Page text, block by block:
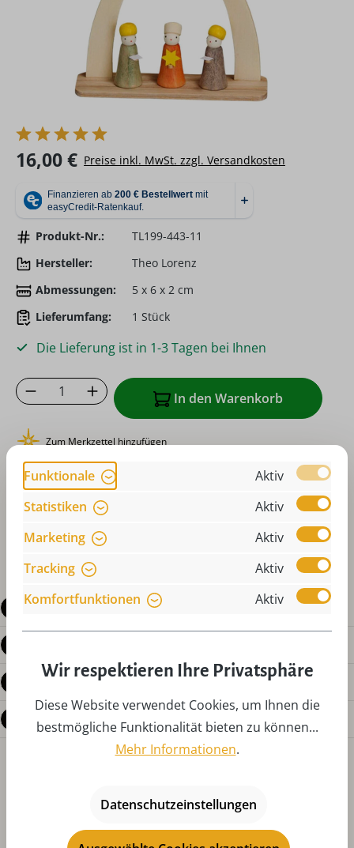
Regulärer Preis:
16,00 € Preise inkl. MwSt. zzgl. Versandkosten
Produkt-Nr.:
TL199-443-11
Hersteller:
Theo Lorenz
Abmessungen:
5 x 6 x 2 cm
Lieferumfang:
1 Stück
Die Lieferung ist in 1-3 Tagen bei Ihnen
Produkt Anzahl: Gib den gewünschten
In den Warenkorb
Zum Merkzettel hinzufügen
oder sofort bestellen mit
Beschreibung
Bewertungen
Fragen zum Produkt
Funktionale
Aktiv
Statistiken
Aktiv
Marketing
Aktiv
Tracking
Aktiv
Komfortfunktionen
Aktiv
Wir respektieren Ihre Privatsphäre
Diese Website verwendet Cookies, um Ihnen die
bestmögliche Funktionalität bieten zu können...
Mehr Informationen.
Datenschutzeinstellungen